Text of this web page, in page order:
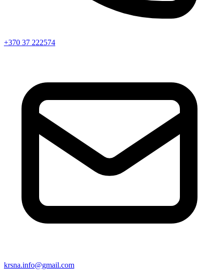
+370 37 222574
krsna.info@gmail.com